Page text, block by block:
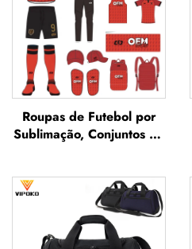
Roupas de Futebol por
Sublimação, Conjuntos de
Vestuário Esportivo de
Futebol Personalizado,
Uniforme de Equipe de
Futebol